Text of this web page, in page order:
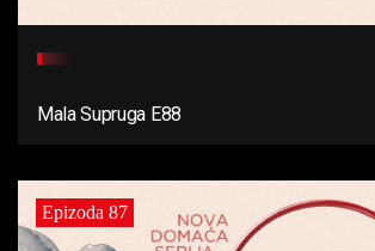
Mala Supruga E88
Epizoda 87